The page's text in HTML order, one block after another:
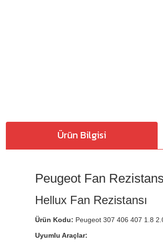
Ürün Bilgisi
Peugeot Fan
Hellux Fan Rezistansı
Ürün Kodu: Peugeot 307 406 407 1.8
Uyumlu Araçlar: